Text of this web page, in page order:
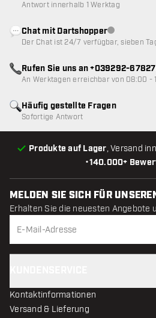
•140.000+
Produkte auf Lager, Versand
Häufig gestellte Fragen
Sofortige Antwort
Antwort innerhalb 1 Werktag
Chat mit Dartshopper
Der Chat ist 24/7 verfügbar, sieben
Rufen Sie uns an +039292-
An Werktagen erreichbar von 08:00 -
MELDEN SIE SICH FÜR
Erhalten Sie die neuesten Angebote
Kontaktinformationen
Versand & Lieferung